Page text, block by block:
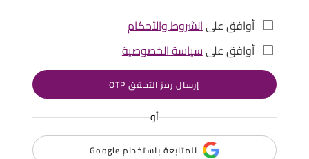
أوافق علىالشروط والأحكام
أوافق علىسياسة الخصوصية
إرسال رمز التحقق OTP
أو
المتابعة باستخدام Google